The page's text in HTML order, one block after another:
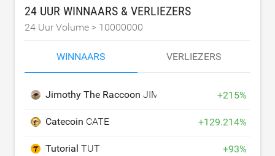
24 UUR WINNAARS & VERLIEZERS
24 Uur Volume > 10000000
WINNAARS VERLIEZERS
Jimothy The Raccoon JIMOTHY +215%
Catecoin CATE +129.214%
Tutorial TUT +93%